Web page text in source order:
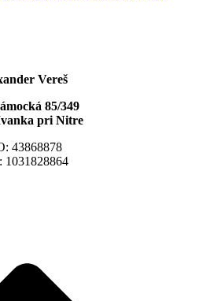
Vereš
85/349
pri Nitre
43868878
1031828864